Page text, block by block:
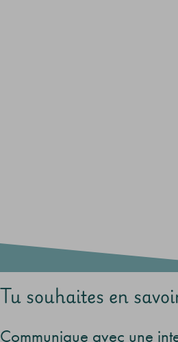
Tu souhaites en
Communique avec une